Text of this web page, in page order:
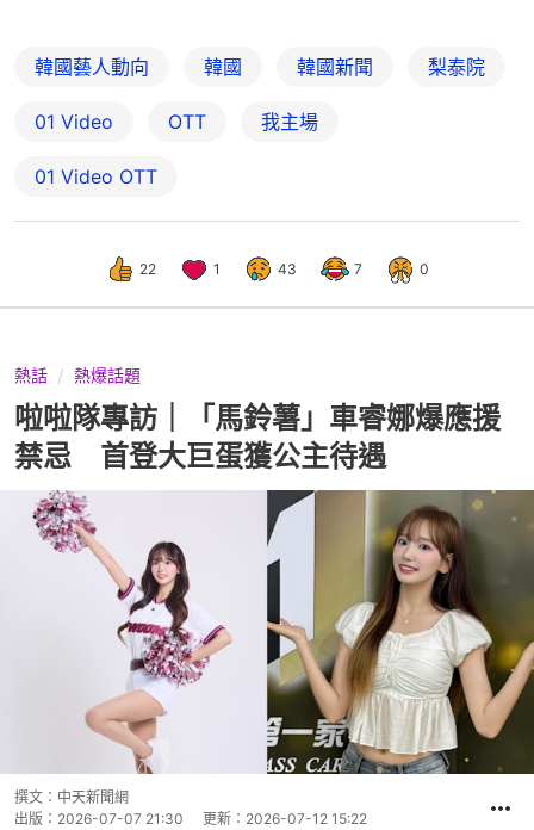
韓國藝人動向 韓國 韓國新聞 梨泰院
01 Video OTT 我主場
01‌ ‌Video‌ ‌OTT
22 1 43 7 0
熱話 熱爆話題
啦啦隊專訪｜「馬鈴薯」車睿娜爆應援
禁忌 首登大巨蛋獲公主待遇
撰文： 中天新聞網
出版： 2026-07-07 21:30 更新： 2026-07-12 15:22